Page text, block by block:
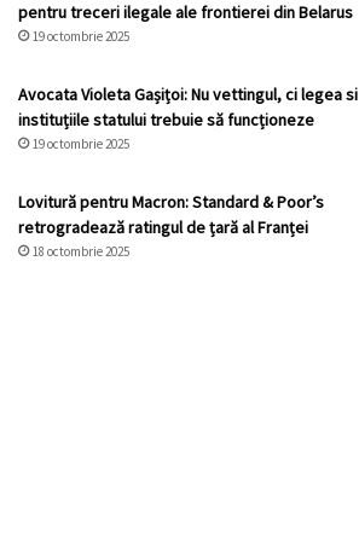
pentru treceri ilegale ale frontierei din Belarus
19 octombrie 2025
Avocata Violeta Gașițoi: Nu vettingul, ci legea si
instituțiile statului trebuie să funcționeze
19 octombrie 2025
Lovitură pentru Macron: Standard & Poor’s
retrogradează ratingul de țară al Franței
18 octombrie 2025